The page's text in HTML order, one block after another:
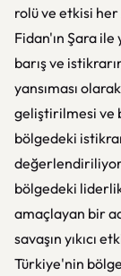
rolü ve etkisi
Fidan'ın Şara
barış ve
yansıması
geliştirilmesi ve
bölgedeki
bölgedeki
amaçlayan bir
savaşın yıkıcı
Türkiye'nin